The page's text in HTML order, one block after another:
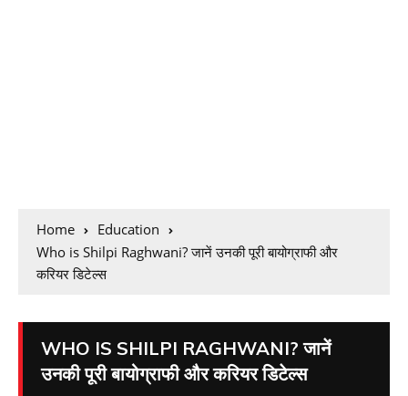
Home
Education
Who is Shilpi Raghwani? जानें उनकी पूरी बायोग्राफी और
करियर डिटेल्स
WHO IS SHILPI RAGHWANI? जानें
उनकी पूरी बायोग्राफी और करियर डिटेल्स